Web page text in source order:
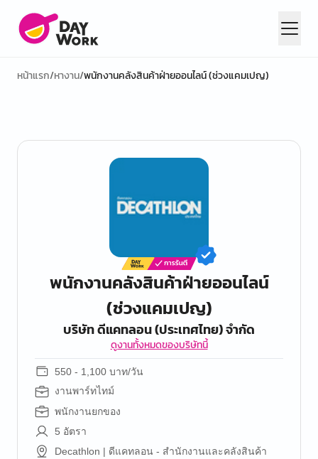
หน้าแรก/หางาน/พนักงานคลังสินค้าฝ่ายออนไลน์ (ช่วงแคมเปญ)
พนักงานคลังสินค้าฝ่ายออนไลน์
(ช่วงแคมเปญ)
บริษัท ดีแคทลอน (ประเทศไทย) จำกัด
ดูงานทั้งหมดของบริษัทนี้
550 - 1,100 บาท/วัน
งานพาร์ทไทม์
พนักงานยกของ
5 อัตรา
Decathlon | ดีแคทลอน - สำนักงานและคลังสินค้า